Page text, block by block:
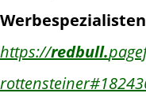
Werbespezialisten
https://redbull.